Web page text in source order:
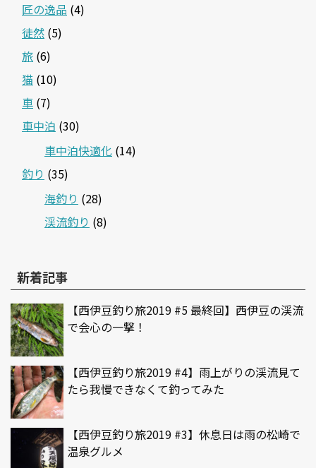
匠の逸品 (4)
徒然 (5)
旅 (6)
猫 (10)
車 (7)
車中泊 (30)
車中泊快適化 (14)
釣り (35)
海釣り (28)
渓流釣り (8)
新着記事
【西伊豆釣り旅2019 #5 最終回】西伊豆の渓流
で会心の一撃！
【西伊豆釣り旅2019 #4】雨上がりの渓流見て
たら我慢できなくて釣ってみた
【西伊豆釣り旅2019 #3】休息日は雨の松崎で
温泉グルメ